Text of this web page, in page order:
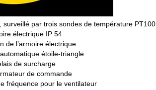
par trois sondes de température PT100
électrique IP 54
de l’armoire électrique
étoile-triangle
de surcharge
de commande
fréquence pour le ventilateur